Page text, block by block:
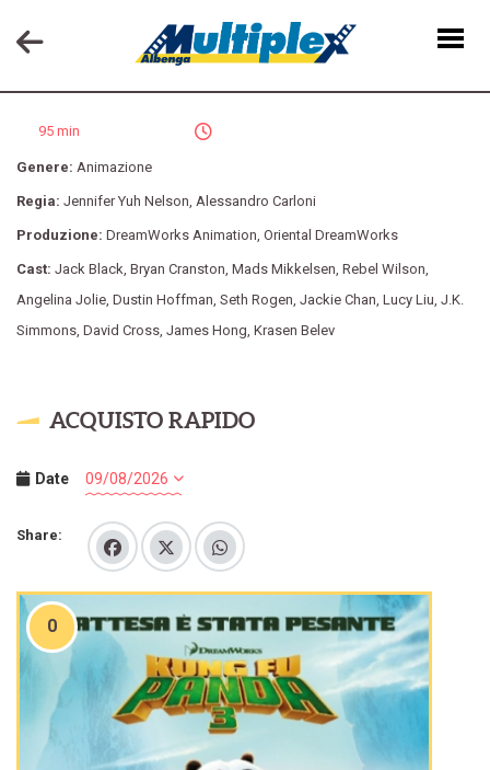
KUNG FU PANDA 3
95 min
Genere: Animazione
Regia: Jennifer Yuh Nelson, Alessandro Carloni
Produzione: DreamWorks Animation, Oriental DreamWorks
Cast: Jack Black, Bryan Cranston, Mads Mikkelsen, Rebel Wilson,
Angelina Jolie, Dustin Hoffman, Seth Rogen, Jackie Chan, Lucy Liu, J.K.
Simmons, David Cross, James Hong, Krasen Belev
ACQUISTO RAPIDO
Date
Share:
0